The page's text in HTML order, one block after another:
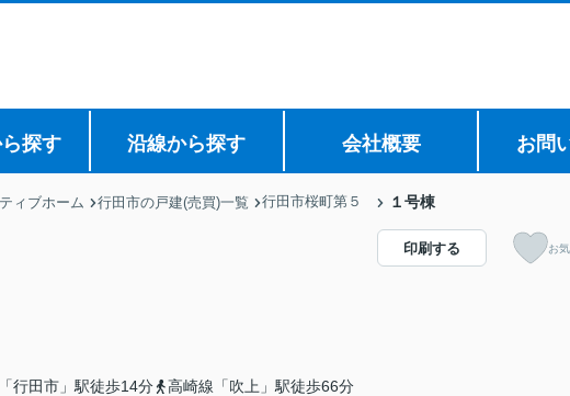
探す 沿線から探す 会社概要 お問
ィブホーム 行田市の戸建(売買)一覧 行田市桜町第５ １号棟
行田市」駅徒歩14分 高崎線「吹上」駅徒歩66分
印刷する お